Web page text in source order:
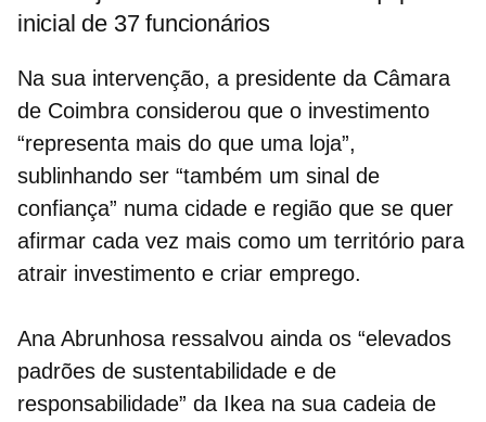
inicial de 37 funcionários
Na sua intervenção, a presidente da Câmara
de Coimbra considerou que o investimento
“representa mais do que uma loja”,
sublinhando ser “também um sinal de
confiança” numa cidade e região que se quer
afirmar cada vez mais como um território para
atrair investimento e criar emprego.
Ana Abrunhosa ressalvou ainda os “elevados
padrões de sustentabilidade e de
responsabilidade” da Ikea na sua cadeia de